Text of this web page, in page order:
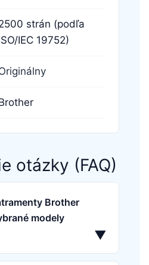
strán (podľa
IEC 19752)
otázky (FAQ)
Brother
modely
▼